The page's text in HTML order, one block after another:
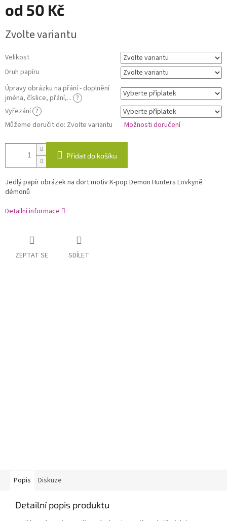
od 50 Kč
cena:
Zvolte variantu
Velikost
Druh papíru
Úpravy obrázku na přání - doplnění
jména, číslice, přání,... ?
Vyřezání ?
Můžeme doručit do: Zvolte variantu Možnosti doručení
Přidat do košíku
Jedlý papír obrázek na dort motiv K-pop Demon Hunters Lovkyně
démonů
Detailní informace
ZEPTAT SE SDÍLET
Popis Diskuze
Detailní popis produktu